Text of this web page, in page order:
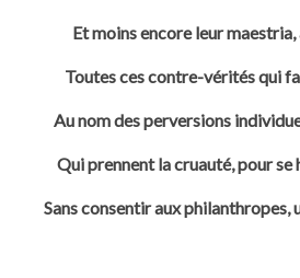
Et moins encore leur maestria,
Toutes ces contre-vérités qui
Au nom des perversions
Qui prennent la cruauté, pour se
Sans consentir aux philanthropes,